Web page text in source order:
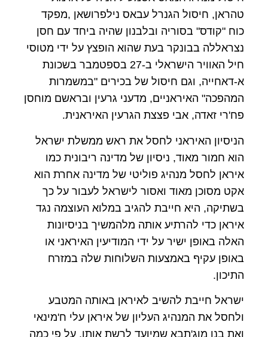
טהראן, חיסול הגנרל עבאס נילפרושאן ,מפקד
כוח "קודס" בסוריה ובלבנון שהיה ביחד עם חסן
נצראללה בבונקר בעת שהוא הופצץ על ידי מטוסי
חיל האוויר הישראלי ב-27 בספטמבר בשכונת
א-דאחייה, וגם חיסול של בכירים "במשמרות
המהפכה" האיראניים, מדעני גרעין ובראשם מוחסן
פח'רי זאדה, אבי פצצת הגרעין האיראנית.
הניסיון האיראני לחסל את ראש ממשלת ישראל
הוא חמור מאוד, ניסיון של מדינה ריבונית כמו
איראן לחסל מנהיג פוליטי של מדינה אחרת הוא
אקט מסוכן מאוד ואסור לישראל לעבור על כך
בשתיקה, היא חייבת להגיב במלוא העוצמה נגד
איראן כדי להרתיע אותה מלהמשיך בניסיונות
האלה באופן ישיר על ידי המודיעין האיראני או
באופן עקיף באמצעות השלוחות שלה במזרח
התיכון.
ישראל חייבת להשיב לאיראן באותה המטבע
ולחסל את המנהיג העליון של איראן עלי ח'מינאי
ואת בנו מוג'תבא שמיועד לרשת אותו, על פי כמה